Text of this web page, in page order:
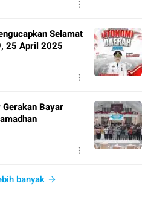
Selamat
25 April 2025
Bayar
banyak